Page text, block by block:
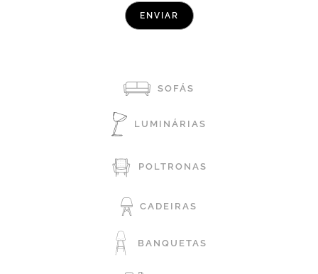
SOFÁS
LUMINÁRIAS
POLTRONAS
CADEIRAS
BANQUETAS